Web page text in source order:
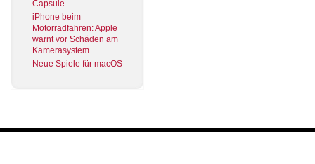
Capsule
iPhone beim
Motorradfahren: Apple
warnt vor Schäden am
Kamerasystem
Neue Spiele für macOS